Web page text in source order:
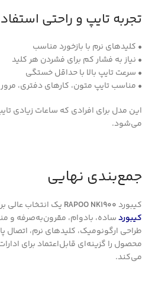
تجربه تایپ و راحتی
• کلیدهای نرم با بازخورد مناسب
• نیاز به فشار کم برای فشردن هر کلید
• سرعت تایپ بالا با حداقل خستگی
• مناسب تایپ متون، کارهای دفتری، مرور
این مدل برای افرادی که ساعات زیادی
می‌شود.
جمع‌بندی نهایی
کیبوردRAPOO NK1900 یک انتخاب عالی
کیبوردساده، بادوام، مقرون‌به‌صرفه و
طراحی ارگونومیک، کلیدهای نرم،
محصول را گزینه‌ای قابل‌اعتماد برای
می‌کند.